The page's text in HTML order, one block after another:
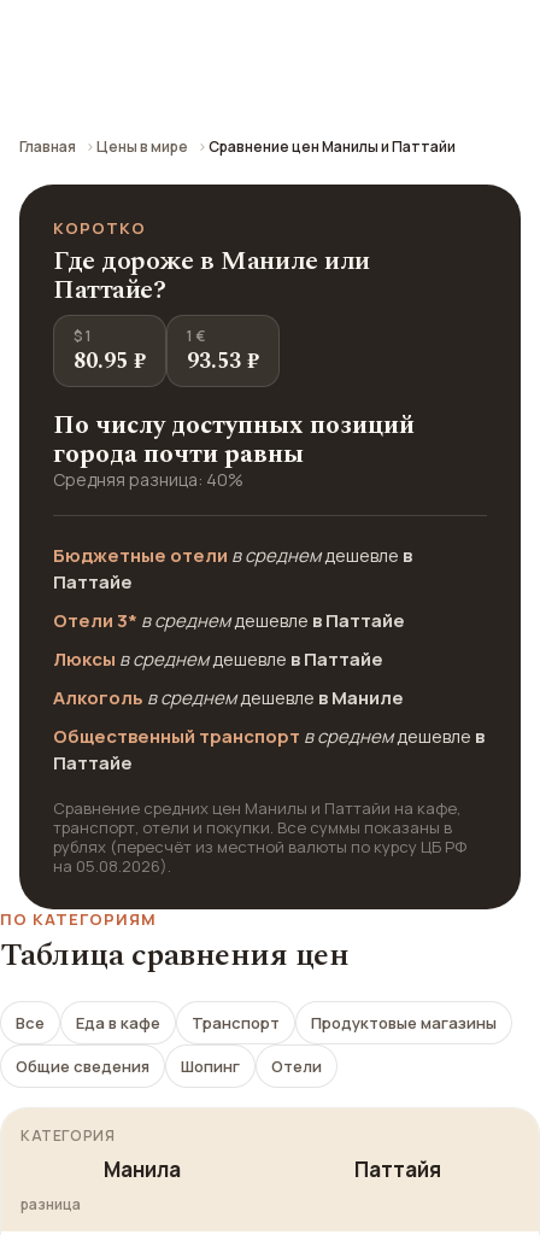
Главная Цены в мире Сравнение цен Манилы и Паттайи
КОРОТКО
Где дороже в Маниле или
Паттайе?
$ 1
80.95 ₽
1 €
93.53 ₽
По числу доступных позиций
города почти равны
Средняя разница: 40%
Бюджетные отели в среднемдешевле в
Паттайе
Отели 3* в среднемдешевле в Паттайе
Люксы в среднемдешевле в Паттайе
Алкоголь в среднемдешевле в Маниле
Общественный транспорт в среднемдешевле в
Паттайе
Сравнение средних цен Манилы и Паттайи на кафе,
транспорт, отели и покупки. Все суммы показаны в
рублях (пересчёт из местной валюты по курсу ЦБ РФ
на 05.08.2026).
ПО КАТЕГОРИЯМ
Таблица сравнения цен
Все Еда в кафе Транспорт
Продуктовые магазины
Общие сведения
Шопинг Отели
КАТЕГОРИЯ
Манила Паттайя
разница